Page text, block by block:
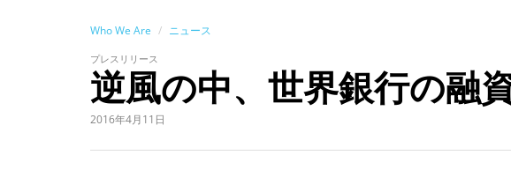
Who We Are ニュース
プレスリリース
逆風の中、世界銀行の融
2016年4月11日